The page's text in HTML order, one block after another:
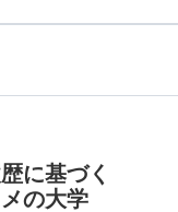
に基づく
の大学